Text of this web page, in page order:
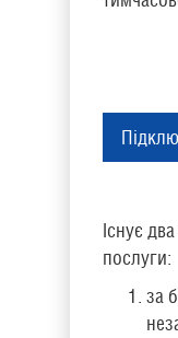
Існує
послуги:
за